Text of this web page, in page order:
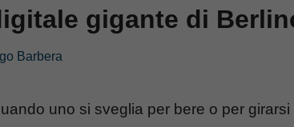
gigante di
Barbera
uno si sveglia per bere o per girarsi